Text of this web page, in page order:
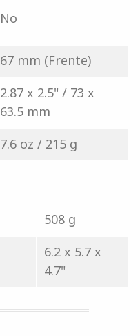
No
67 mm (Frente)
2.87 x 2.5" / 73 x
63.5 mm
7.6 oz / 215 g
508 g
6.2 x 5.7 x
4.7"